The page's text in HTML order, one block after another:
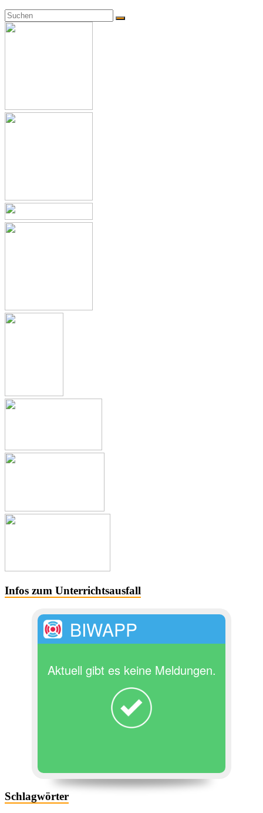
Infos zum Unterrichtsausfall
BIWAPP
Aktuell gibt es keine Meldungen.
Schlagwörter